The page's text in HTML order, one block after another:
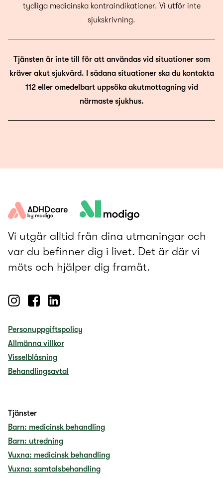
tydliga medicinska kontraindikationer. Vi utför inte
sjukskrivning.
Tjänsten är inte till för att användas vid situationer som
kräver akut sjukvård. I sådana situationer ska du kontakta
112 eller omedelbart uppsöka akutmottagning vid
närmaste sjukhus.
Vi utgår alltid från dina utmaningar och
var du befinner dig i livet. Det är där vi
möts och hjälper dig framåt.
Personuppgiftspolicy
Allmänna villkor
Visselblåsning
Behandlingsavtal
Tjänster
Barn: medicinsk behandling
Barn: utredning
Vuxna: medicinsk behandling
Vuxna: samtalsbehandling